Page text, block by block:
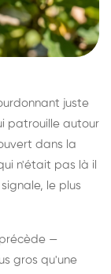
juste
patrouille autour
dans la
n'était pas là il
le plus
—
gros qu'une